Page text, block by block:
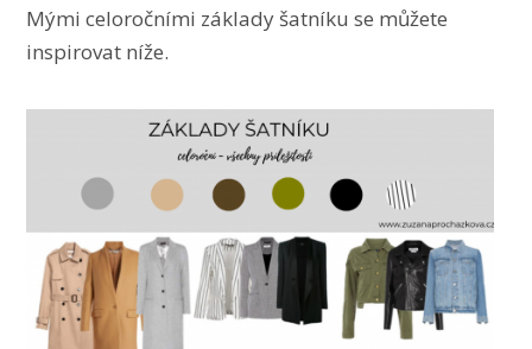
Mými celoročními základy šatníku se můžete
inspirovat níže.